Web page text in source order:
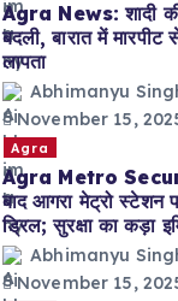
Agra News: शादी
बदली, बारात में मारपीट
लापता
Abhimanyu
November 15,
Agra
Agra Metro
बाद आगरा मेट्रो स्टेशन
ड्रिल; सुरक्षा का कड़ा
Abhimanyu
November 15,